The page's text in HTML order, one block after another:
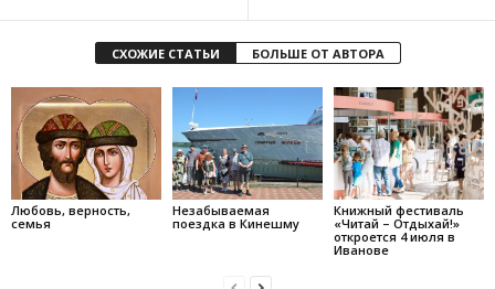
СХОЖИЕ СТАТЬИ БОЛЬШЕ ОТ АВТОРА
Любовь, верность,
семья
Незабываемая
поездка в Кинешму
Книжный фестиваль
«Читай – Отдыхай!»
откроется 4 июля в
Иванове